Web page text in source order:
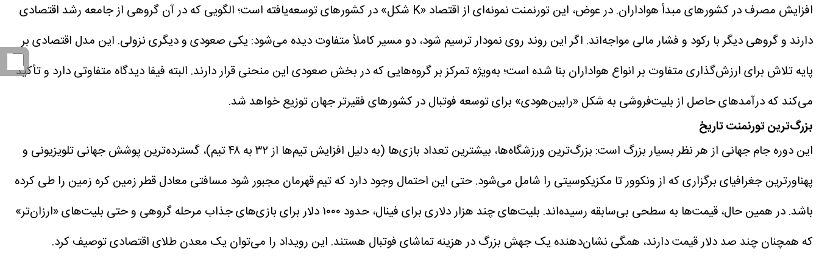
افزایش مصرف در کشورهای مبدأ هواداران.
در عوض، این تورنمنت نمونه‌ای از اقتصاد «K شکل» در کشورهای توسعه‌یافته است؛ الگویی که در آن گروهی از جامعه رشد اقتصادی
دارند و گروهی دیگر با رکود و فشار مالی مواجه‌اند. اگر این روند روی نمودار ترسیم شود، دو مسیر کاملاً متفاوت دیده می‌شود: یکی صعودی و دیگری نزولی. این مدل اقتصادی بر
پایه تلاش برای ارزش‌گذاری متفاوت بر انواع هواداران بنا شده است؛ به‌ویژه تمرکز بر گروه‌هایی که در بخش صعودی این منحنی قرار دارند. البته فیفا دیدگاه متفاوتی دارد و تأکید
می‌کند که درآمدهای حاصل از بلیت‌فروشی به شکل «رابین‌هودی» برای توسعه فوتبال در کشورهای فقیرتر جهان توزیع خواهد شد.
بزرگ‌ترین تورنمنت تاریخ
این دوره جام جهانی از هر نظر بسیار بزرگ است: بزرگ‌ترین ورزشگاه‌ها، بیشترین تعداد بازی‌ها (به دلیل افزایش تیم‌ها از ۳۲ به ۴۸ تیم)، گسترده‌ترین پوشش جهانی تلویزیونی و
پهناورترین جغرافیای برگزاری که از ونکوور تا مکزیکوسیتی را شامل می‌شود.حتی این احتمال وجود دارد که تیم قهرمان مجبور شود مسافتی معادل قطر زمین کره زمین را طی کرده
باشد.
در همین حال، قیمت‌ها به سطحی بی‌سابقه رسیده‌اند. بلیت‌های چند هزار دلاری برای فینال، حدود ۱۰۰۰ دلار برای بازی‌های جذاب مرحله گروهی و حتی بلیت‌های «ارزان‌تر»
که همچنان چند صد دلار قیمت دارند، همگی نشان‌دهنده یک جهش بزرگ در هزینه تماشای فوتبال هستند. این رویداد را می‌توان یک معدن طلای اقتصادی توصیف کرد.